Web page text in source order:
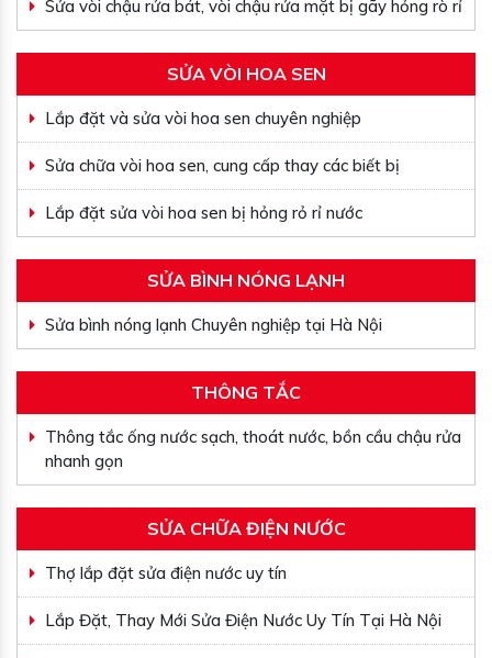
Sửa vòi chậu rửa bát, vòi chậu rửa mặt bị gãy hỏng rò rỉ
SỬA VÒI HOA SEN
Lắp đặt và sửa vòi hoa sen chuyên nghiệp
Sửa chữa vòi hoa sen, cung cấp thay các biết bị
Lắp đặt sửa vòi hoa sen bị hỏng rỏ rỉ nước
SỬA BÌNH NÓNG LẠNH
Sửa bình nóng lạnh Chuyên nghiệp tại Hà Nội
THÔNG TẮC
Thông tắc ống nước sạch, thoát nước, bồn cầu chậu rửa
nhanh gọn
SỬA CHỮA ĐIỆN NƯỚC
Thợ lắp đặt sửa điện nước uy tín
Lắp Đặt, Thay Mới Sửa Điện Nước Uy Tín Tại Hà Nội